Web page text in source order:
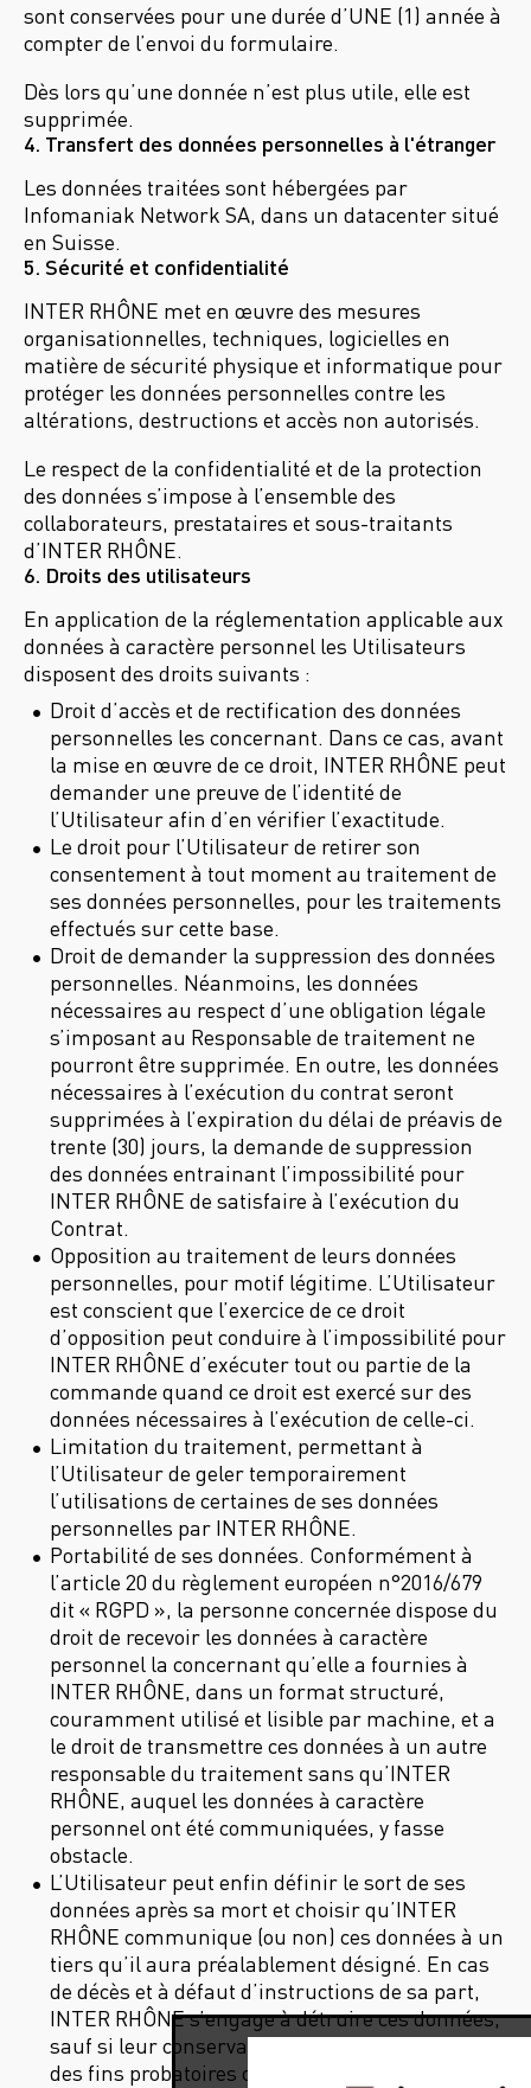
sont conservées pour une durée d’UNE (1) année à
compter de l’envoi du formulaire.
Dès lors qu’une donnée n’est plus utile, elle est
supprimée.
4. Transfert des données personnelles à l'étranger
Les données traitées sont hébergées par
Infomaniak Network SA, dans un datacenter situé
en Suisse.
5. Sécurité et confidentialité
INTER RHÔNE met en œuvre des mesures
organisationnelles, techniques, logicielles en
matière de sécurité physique et informatique pour
protéger les données personnelles contre les
altérations, destructions et accès non autorisés.
Le respect de la confidentialité et de la protection
des données s’impose à l’ensemble des
collaborateurs, prestataires et sous-traitants
d’INTER RHÔNE.
6. Droits des utilisateurs
En application de la réglementation applicable aux
données à caractère personnel les Utilisateurs
disposent des droits suivants :
Droit d’accès et de rectification des données
personnelles les concernant. Dans ce cas, avant
la mise en œuvre de ce droit, INTER RHÔNE peut
demander une preuve de l’identité de
l’Utilisateur afin d’en vérifier l’exactitude.
Le droit pour l’Utilisateur de retirer son
consentement à tout moment au traitement de
ses données personnelles, pour les traitements
effectués sur cette base.
Droit de demander la suppression des données
personnelles. Néanmoins, les données
nécessaires au respect d’une obligation légale
s’imposant au Responsable de traitement ne
pourront être supprimée. En outre, les données
nécessaires à l’exécution du contrat seront
supprimées à l’expiration du délai de préavis de
trente (30) jours, la demande de suppression
des données entrainant l’impossibilité pour
INTER RHÔNE de satisfaire à l’exécution du
Contrat.
Opposition au traitement de leurs données
personnelles, pour motif légitime. L’Utilisateur
est conscient que l’exercice de ce droit
d’opposition peut conduire à l’impossibilité pour
INTER RHÔNE d’exécuter tout ou partie de la
commande quand ce droit est exercé sur des
données nécessaires à l’exécution de celle-ci.
Limitation du traitement, permettant à
l’Utilisateur de geler temporairement
l’utilisations de certaines de ses données
personnelles par INTER RHÔNE.
Portabilité de ses données. Conformément à
l’article 20 du règlement européen n°2016/679
dit « RGPD », la personne concernée dispose du
droit de recevoir les données à caractère
personnel la concernant qu’elle a fournies à
INTER RHÔNE, dans un format structuré,
couramment utilisé et lisible par machine, et a
le droit de transmettre ces données à un autre
responsable du traitement sans qu’INTER
RHÔNE, auquel les données à caractère
personnel ont été communiquées, y fasse
obstacle.
L’Utilisateur peut enfin définir le sort de ses
données après sa mort et choisir qu’INTER
RHÔNE communique (ou non) ces données à un
tiers qu’il aura préalablement désigné. En cas
de décès et à défaut d’instructions de sa part,
INTER RHÔNE s’engage à détruire ces données,
sauf si leur conservation s’avère nécessaire à
des fins probatoires ou pour répondre à une